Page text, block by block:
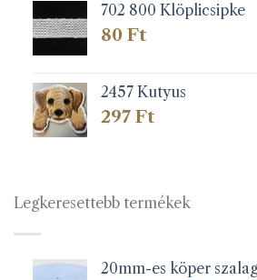
702 800 Klöplicsipke
80 Ft
2457 Kutyus
297 Ft
Legkeresettebb termékek
20mm-es köper